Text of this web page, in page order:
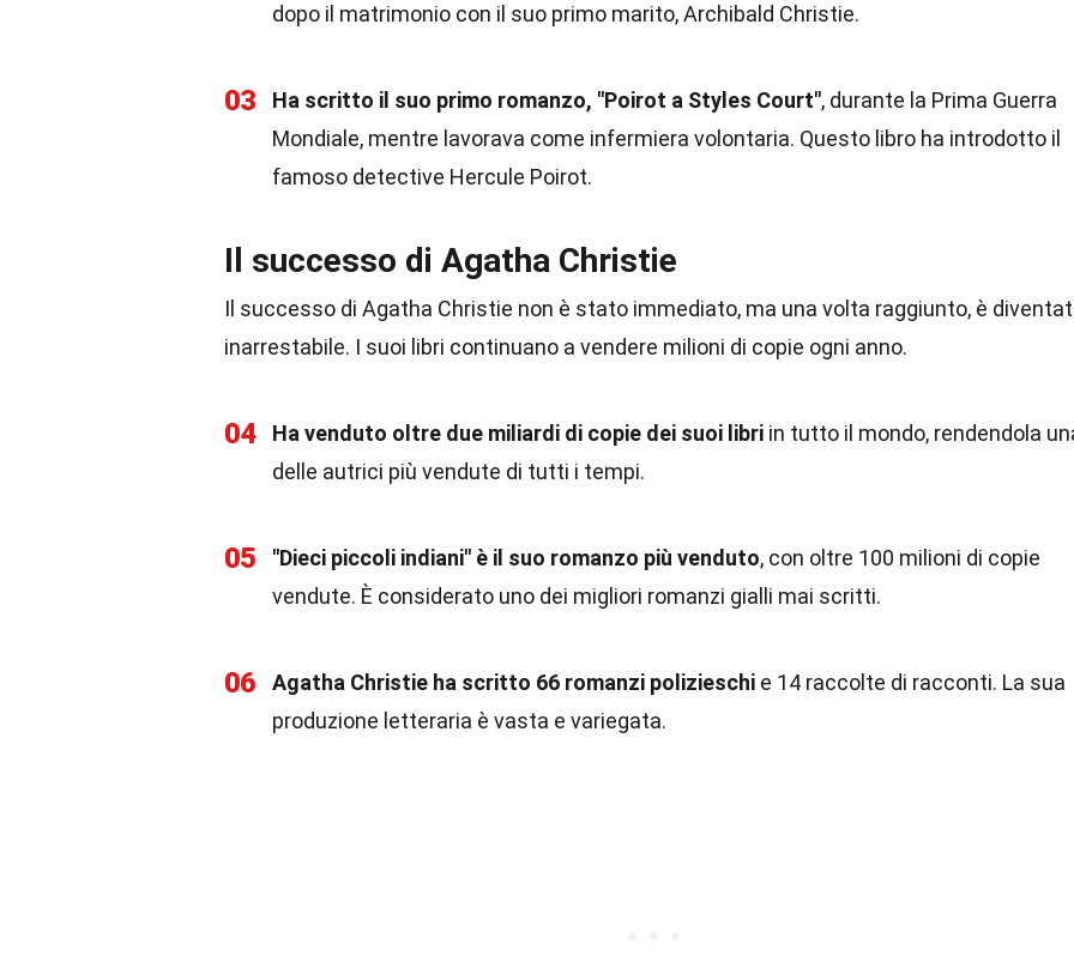
dopo il matrimonio con il suo primo marito, Archibald Christie.
03 Ha scritto il suo primo romanzo, "Poirot a Styles Court", durante la Prima Guerra
Mondiale, mentre lavorava come infermiera volontaria. Questo libro ha introdotto il
famoso detective Hercule Poirot.
Il successo di Agatha Christie
Il successo di Agatha Christie non è stato immediato, ma una volta raggiunto, è
inarrestabile. I suoi libri continuano a vendere milioni di copie ogni anno.
04 Ha venduto oltre due miliardi di copie dei suoi libri in tutto il mondo, rendendola
delle autrici più vendute di tutti i tempi.
05 "Dieci piccoli indiani" è il suo romanzo più venduto, con oltre 100 milioni di copie
vendute. È considerato uno dei migliori romanzi gialli mai scritti.
06 Agatha Christie ha scritto 66 romanzi polizieschi e 14 raccolte di racconti. La sua
produzione letteraria è vasta e variegata.